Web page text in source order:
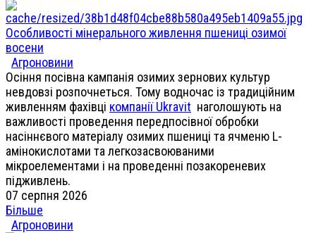
Особливості мінерального живлення пшениці озимої
восени
Агроновини
Осіння посівна кампанія озимих зернових культур
невдовзі розпочнеться. Тому водночас із традиційним
живленням фахівці компанії Ukravit наголошують на
важливості проведення передпосівної обробки
насіннєвого матеріалу озимих пшениці та ячменю L-
амінокислотами та легкозасвоюваними
мікроелементами і на проведенні позакореневих
підживлень.
07 серпня 2026
Більше
Агроновини